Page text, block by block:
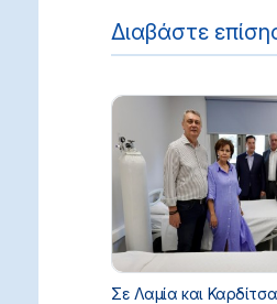
Διαβάστε
Σε Λαμία και